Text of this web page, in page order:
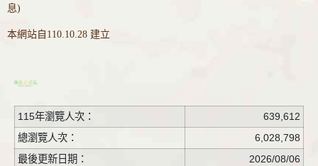
息)
本網站自110.10.28 建立
115年瀏覽人次：
639,612
總瀏覽人次：
6,028,798
最後更新日期：
2026/08/06